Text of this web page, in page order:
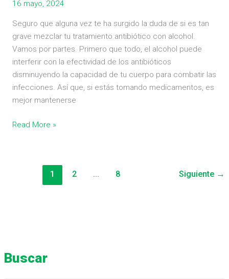
Buscar
16 mayo, 2024
Seguro que alguna vez te ha surgido la duda de si es tan
grave mezclar tu tratamiento antibiótico con alcohol.
Vamos por partes. Primero que todo, el alcohol puede
interferir con la efectividad de los antibióticos
disminuyendo la capacidad de tu cuerpo para combatir las
infecciones. Así que, si estás tomando medicamentos, es
mejor mantenerse
Read More »
1 2 … 8 Siguiente →